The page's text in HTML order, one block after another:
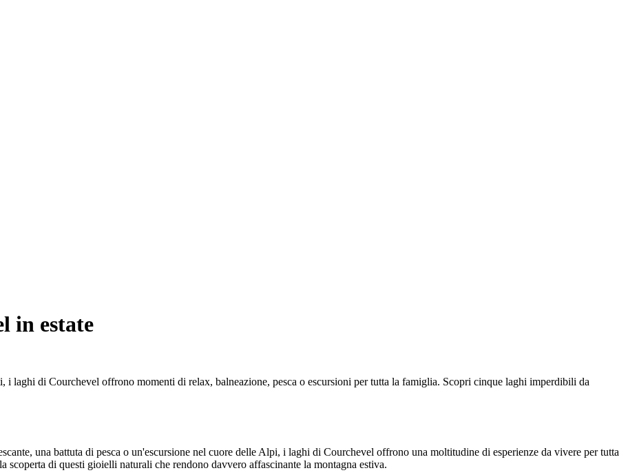
in estate
i laghi di Courchevel offrono momenti di relax, balneazione, pesca o escursioni per tutta la famiglia. Scopri cinque laghi imperdibili da
una battuta di pesca o un'escursione nel cuore delle Alpi, i laghi di Courchevel offrono una moltitudine di esperienze da vivere per tutta
scoperta di questi gioielli naturali che rendono davvero affascinante la montagna estiva.